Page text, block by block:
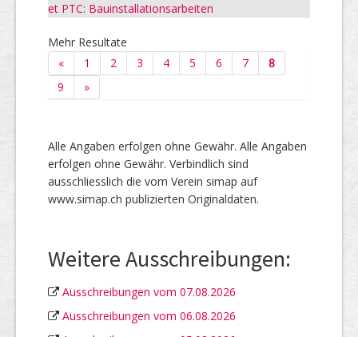
et PTC: Bauinstallationsarbeiten
Mehr Resultate
«
1 2 3 4 5 6 7
8
9
»
Alle Angaben erfolgen ohne Gewähr. Alle Angaben
erfolgen ohne Gewähr. Verbindlich sind
ausschliesslich die vom Verein simap auf
www.simap.ch publizierten Originaldaten.
Weitere Ausschreibungen:
Ausschreibungen vom 07.08.2026
Ausschreibungen vom 06.08.2026